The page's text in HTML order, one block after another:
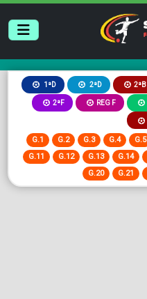
1ªD 2ªD 2ªB
2ªF REG F
G.1 G.2 G.3 G.4 G.5
G.11
G.12 G.13 G.14
G.20
G.21